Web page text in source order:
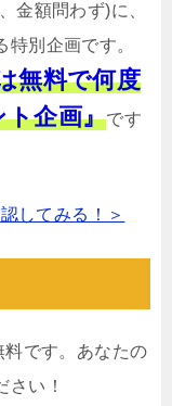
金額問わず)に、
別企画です。
無料で何度
企画』です
してみる！＞
です。あなたの
さい！